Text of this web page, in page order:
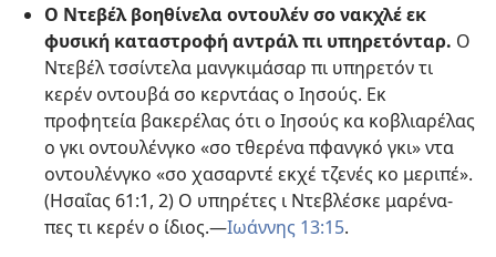
Ο Ντεβέλ βοηθίνελα οντουλέν σο νακχλέ εκ
φυσική καταστροφή αντράλ πι υπηρετόνταρ. Ο
Ντεβέλ τσσίντελα μανγκιμάσαρ πι υπηρετόν τι
κερέν οντουβά σο κερντάας ο Ιησούς. Εκ
προφητεία βακερέλας ότι ο Ιησούς κα κοβλιαρέλας
ο γκι οντουλένγκο «σο τθερένα πφανγκό γκι» ντα
οντουλένγκο «σο χασαρντέ εκχέ τζενές κο μεριπέ».
(Ησαΐας 61:1, 2) Ο υπηρέτες ι Ντεβλέσκε μαρένα-
πες τι κερέν ο ίδιος.​—Ιωάννης 13:15.